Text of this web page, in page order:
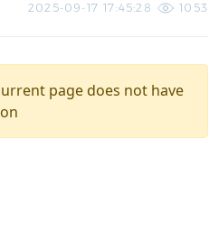
2025-09-17 17:45:28 1053
page does not have